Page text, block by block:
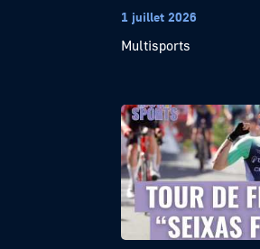
1 juillet 2026
Multisports